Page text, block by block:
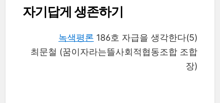
자기답게 생존하기
녹색평론 186호 자급을 생각한다(5)
최문철 (꿈이자라는뜰사회적협동조합 조합
장)